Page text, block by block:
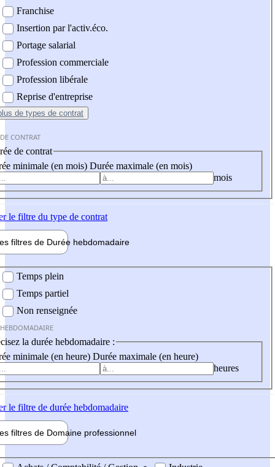
Franchise
Insertion par l'activ.éco.
Portage salarial
Profession commerciale
Profession libérale
Reprise d'entreprise
de types de contrat
CONTRAT
de contrat
minimale (en mois) Durée maximale (en mois)
mois
le filtre du type de contrat
filtres de Durée hebdomadaire
Temps plein
Temps partiel
Non renseignée
la durée hebdomadaire :
minimale (en heure) Durée maximale (en heure)
heures
le filtre de durée hebdomadaire
filtres de Domaine professionnel